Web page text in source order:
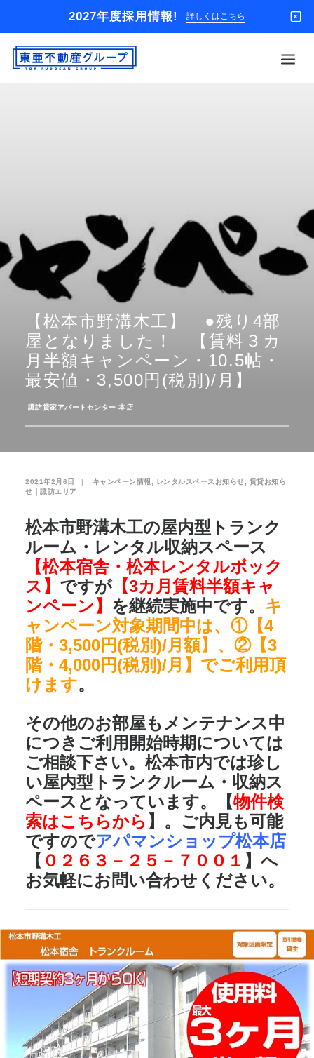
2027年度採用情報! 詳しくはこちら
入居者様専用
解約のお申込み
企業情報
お問い合わせ
お気に入り 閲覧履歴
【松本市野溝木工】 ●残り4部
屋となりました！ 【賃料３カ
月半額キャンペーン・10.5帖・
最安値・3,500円(税別)/月】
諏訪貸家アパートセンター 本店
2021年2月6日 | キャンペーン情報 レンタルスペースお知らせ
賃貸お知ら
せ｜諏訪エリア
松本市野溝木工の屋内型トランク
ルーム・レンタル収納スペース
【松本宿舎・松本レンタルボック
ス】 ですが【3カ月賃料半額キャ
ンペーン】 を継続実施中です。 キ
ャンペーン対象期間中は、①【4
階・3,500円(税別)/月額】、②【3
階・4,000円(税別)/月】でご利用頂
けます。
その他のお部屋もメンテナンス中
につきご利用開始時期については
ご相談下さい。 松本市内では珍し
い屋内型トランクルーム・収納ス
ペースとなっています。【物件検
索はこちらから 】。 ご内見も可能
ですのでアパマンショップ松本店
【 ０２６３－２５－７００１ 】へ
お気軽にお問い合わせください。